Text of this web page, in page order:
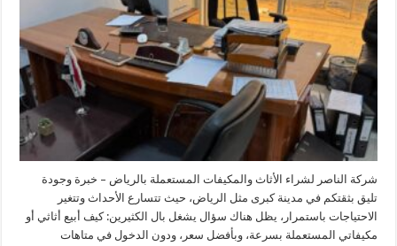
شركة الناصر لشراء الأثاث والمكيفات المستعملة بالرياض – خبرة وجودة
تليق بثقتكم في مدينة كبرى مثل الرياض، حيث تتسارع الأحداث وتتغير
الاحتياجات باستمرار، يظل هناك سؤال يشغل بال الكثيرين: كيف أبيع أثاثي أو
مكيفاتي المستعملة بسرعة، وبأفضل سعر، ودون الدخول في متاهات